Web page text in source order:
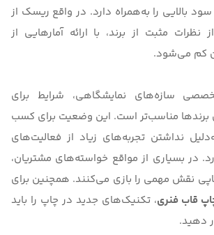
بالایی را به‌همراه دارد. در واقع ریسک از
مثبت از برند، با ارائه آمارهایی از
کم می‌شود.
سازه‌های نمایشگاهی، شرایط برای
برندها مناسب‌تر است. این وضعیت برای کسب
نداشتن تجربه‌های زیاد از فعالیت‌های
در بسیاری از مواقع خواسته‌های مشتریان،
نقش مهمی را بازی می‌کنند. همچنین برای
قاب فنری، تکنیک‌های جدید در چاپ را باید
دهید.